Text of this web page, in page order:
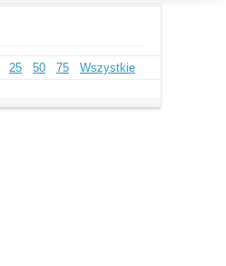
25 50 75 Wszystkie